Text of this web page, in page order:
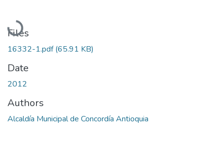
Loading...
Files
16332-1.pdf(65.91 KB)
Date
2012
Authors
Alcaldía Municipal de Concordía Antioquia